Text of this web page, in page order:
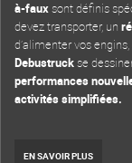
à-fauxsont définis
devez transporter, un
d’alimenter vos
Debustruckse
performances
activités simplifiées.
EN SAVOIR PLUS